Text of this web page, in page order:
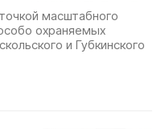
масштабного
охраняемых
и Губкинского